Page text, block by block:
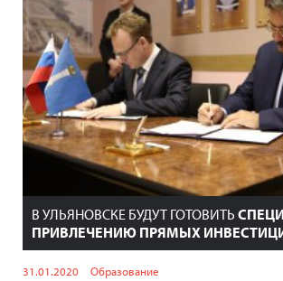
В УЛЬЯНОВСКЕ БУДУТ ГОТОВИТЬ
ПРИВЛЕЧЕНИЮ ПРЯМЫХ
31.01.2020 Образование